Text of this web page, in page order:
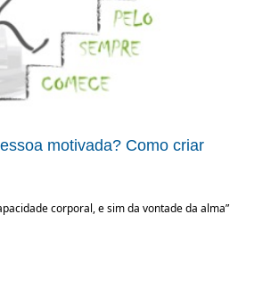
motivada? Como criar
corporal, e sim da vontade da alma”